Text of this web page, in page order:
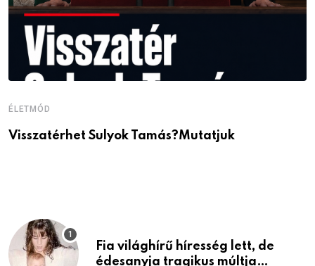
ÉLETMÓD
Visszatérhet Sulyok Tamás?Mutatjuk
Fia világhírű híresség lett, de
édesanyja tragikus múltja